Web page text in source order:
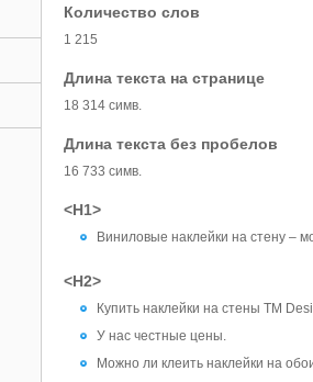
Количество слов
1 215
Длина текста на странице
18 314 симв.
Длина текста без пробелов
16 733 симв.
<H1>
Виниловые наклейки на стену –
<H2>
Купить наклейки на стены ТМ
У нас честные цены.
Можно ли клеить наклейки на